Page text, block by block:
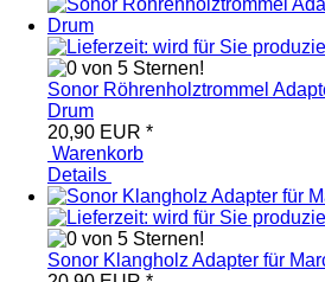
Sonor Röhrenholztrommel
Drum
20,90 EUR *
Warenkorb
Details
Sonor Klangholz Adapter für